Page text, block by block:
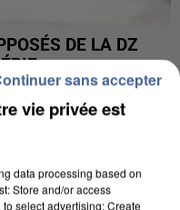
DE LA DZ
vie privée est
data processing based on
Store and/or access
select advertising; Create
sans accepter